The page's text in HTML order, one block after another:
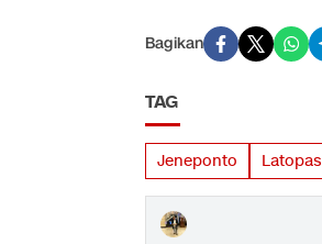
Bagikan
TAG
Jeneponto Latopas